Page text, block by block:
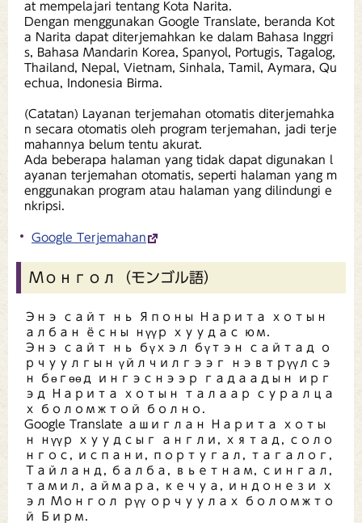
at mempelajari tentang Kota Narita.
Dengan menggunakan Google Translate, beranda Kot
a Narita dapat diterjemahkan ke dalam Bahasa Inggri
s, Bahasa Mandarin Korea, Spanyol, Portugis, Tagalog,
Thailand, Nepal, Vietnam, Sinhala, Tamil, Aymara, Qu
echua, Indonesia Birma.
(Catatan) Layanan terjemahan otomatis diterjemahka
n secara otomatis oleh program terjemahan, jadi terje
mahannya belum tentu akurat.
Ada beberapa halaman yang tidak dapat digunakan l
ayanan terjemahan otomatis, seperti halaman yang m
enggunakan program atau halaman yang dilindungi e
nkripsi.
Google Terjemahan
Монгол（モンゴル語）
Энэ сайт нь Японы Нарита хотын
албан ёсны нүүр хуудас юм.
Энэ сайт нь бүхэл бүтэн сайтад о
рчуулгын үйлчилгээг нэвтрүүлсэ
н бөгөөд ингэснээр гадаадын ирг
эд Нарита хотын талаар суралца
х боломжтой болно.
Google Translate ашиглан Нарита хоты
н нүүр хуудсыг англи, хятад, соло
нгос, испани, португал, тагалог,
Тайланд, балба, вьетнам, сингал,
тамил, аймара, кечуа, индонези х
эл Монгол рүү орчуулах боломжто
й Бирм.